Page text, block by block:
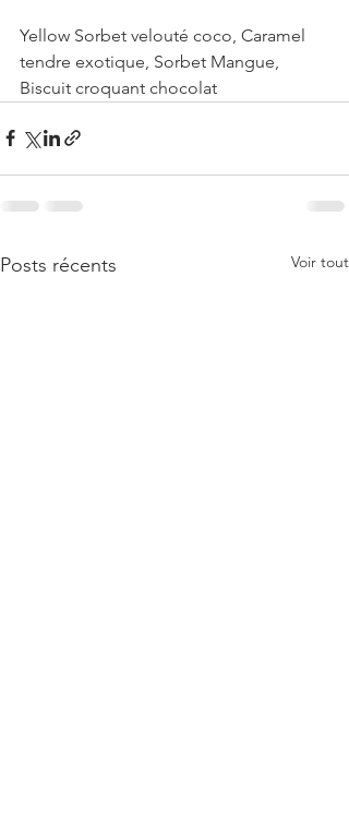
Yellow Sorbet velouté coco, Caramel
tendre exotique, Sorbet Mangue,
Biscuit croquant chocolat
Posts récents Voir tout